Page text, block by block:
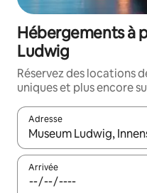
Hébergements à
Ludwig
Réservez des locations
uniques et plus encore
Adresse
Lorsque les résultats
Arrivée